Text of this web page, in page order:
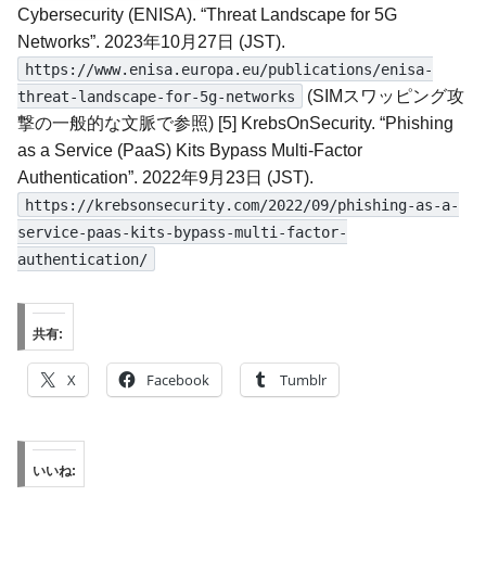
Cybersecurity (ENISA). “Threat Landscape for 5G
Networks”. 2023年10月27日 (JST).
https://www.enisa.europa.eu/publications/enisa-
threat-landscape-for-5g-networks
(SIMスワッピング攻
撃の一般的な文脈で参照) [5] KrebsOnSecurity. “Phishing
as a Service (PaaS) Kits Bypass Multi-Factor
Authentication”. 2022年9月23日 (JST).
https://krebsonsecurity.com/2022/09/phishing-as-a-
service-paas-kits-bypass-multi-factor-
authentication/
共有:
X Facebook Tumblr
いいね: